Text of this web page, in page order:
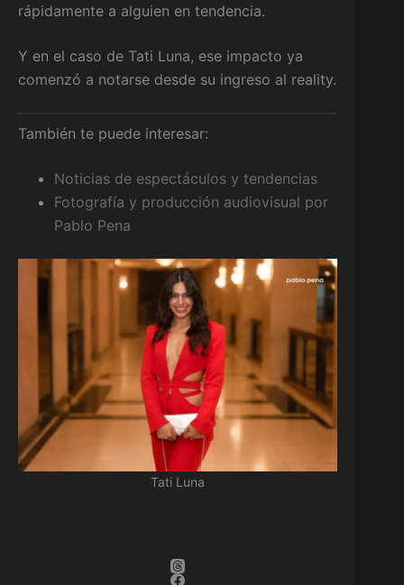
rápidamente a alguien en tendencia.
Y en el caso de Tati Luna, ese impacto ya
comenzó a notarse desde su ingreso al reality.
También te puede interesar:
Noticias de espectáculos y tendencias
Fotografía y producción audiovisual por
Pablo Pena
Tati Luna